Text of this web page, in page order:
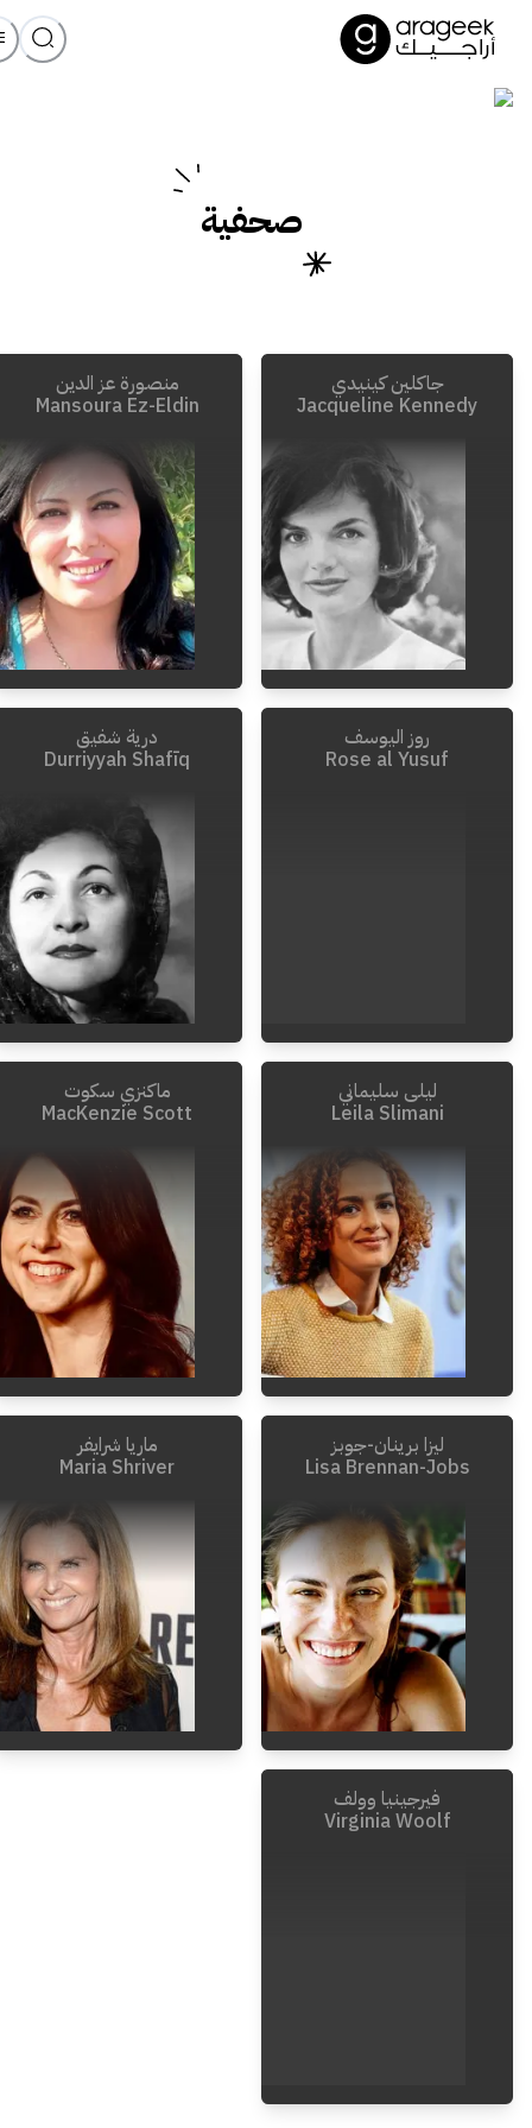
صحفية
1994
جاكلين كينيدي
Jacqueline Kennedy
منصورة عز الدين
Mansoura Ez-Eldin
1958
روز اليوسف
Rose al Yusuf
1975
درية شفيق
Durriyyah Shafīq
ليلى سليماني
Leila Slimani
ماكنزي سكوت
MacKenzie Scott
ليزا برينان-جوبز
Lisa Brennan-Jobs
ماريا شرايفر
Maria Shriver
فيرجينيا وولف
Virginia Woolf